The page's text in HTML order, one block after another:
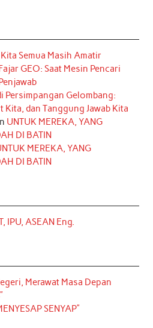
Semua Masih Amatir
GEO: Saat Mesin Pencari
Persimpangan Gelombang:
dan Tanggung Jawab Kita
UNTUK MEREKA, YANG
DI BATIN
MEREKA, YANG
DI BATIN
IPU, ASEAN Eng.
Merawat Masa Depan
SENYAP”